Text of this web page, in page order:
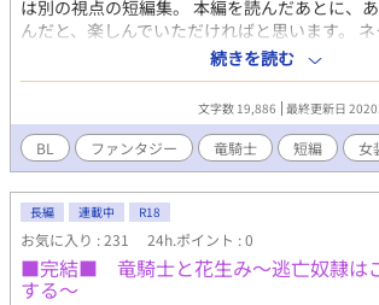
は別の視点の短編集。 本編を読んだあとに、
んだと、楽しんでいただければと思います。
色々とランダムに綴ります。 苦手な方は回れ右
装率高めになるかも。 場合によっては擬人化
しれません。 本編と30のお題（完結）もあり
どうぞ！
続きを読む
文字数 19,886 最終更新日
BL ファンタジー 竜騎士 短編 女
長編 連載中 R18
お気に入り : 231 24h.ポイント : 0
■完結■ 竜騎士と花生み〜逃亡奴隷は
する〜